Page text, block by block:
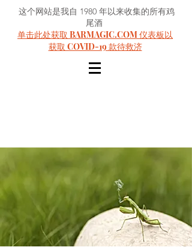
这个网站是我自 1980 年以来收集的所有鸡
尾酒
单击此处获取 BARMAGIC.COM 仪表板以
获取 COVID-19 款待救济